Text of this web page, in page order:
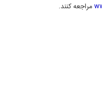
مراجعه کنند.